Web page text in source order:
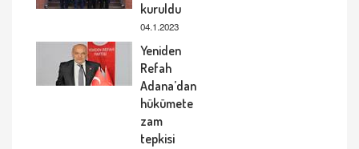
kuruldu
04.1.2023
Yeniden
Refah
Adana’dan
hükümete
zam
tepkisi